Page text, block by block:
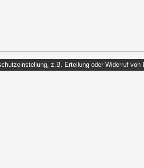
z.B. Erteilung oder Widerruf